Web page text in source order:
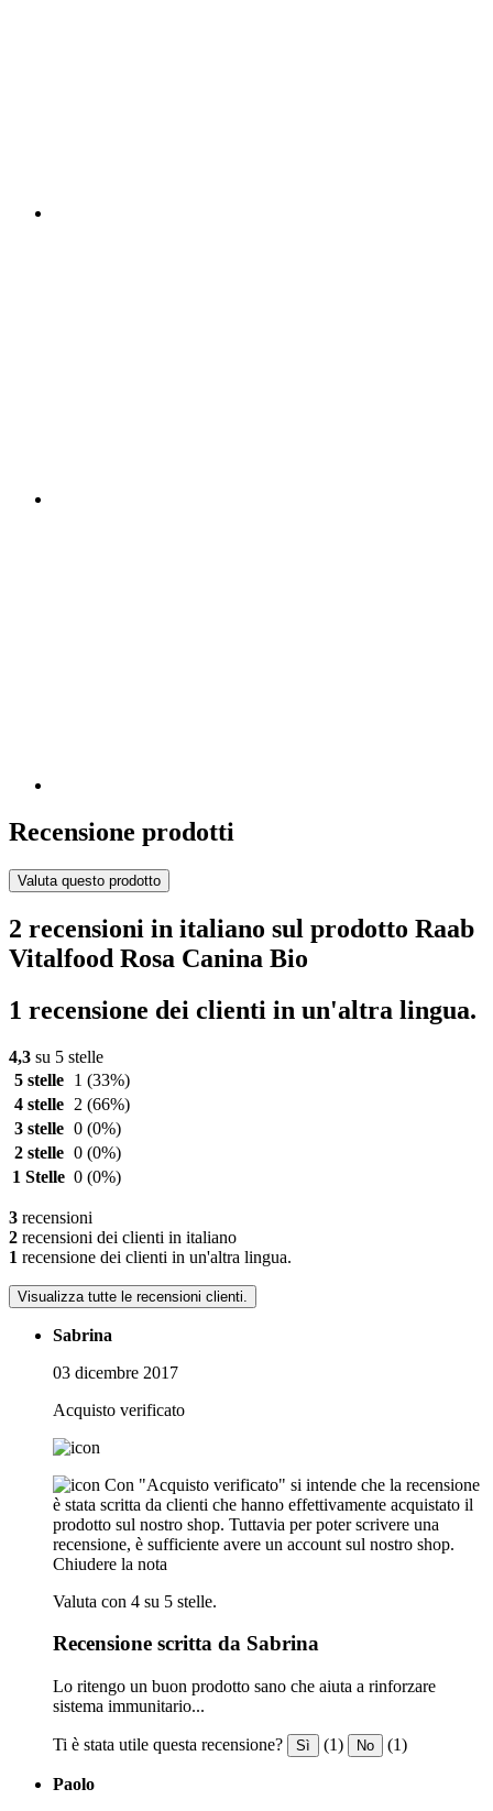
Recensione prodotti
Valuta questo prodotto
2 recensioni in italiano sul prodotto Raab
Vitalfood Rosa Canina Bio
1 recensione dei clienti in un'altra lingua.
4,3 su 5 stelle
5 stelle
1 (33%)
4 stelle
2 (66%)
3 stelle 0 (0%)
2 stelle 0 (0%)
1 Stelle 0 (0%)
3 recensioni
2 recensioni dei clienti in italiano
1 recensione dei clienti in un'altra lingua.
Visualizza tutte le recensioni clienti.
Sabrina
03 dicembre 2017
Acquisto verificato
Con "Acquisto verificato" si intende che la recensione
è stata scritta da clienti che hanno effettivamente acquistato il
prodotto sul nostro shop. Tuttavia per poter scrivere una
recensione, è sufficiente avere un account sul nostro shop.
Chiudere la nota
Valuta con 4 su 5 stelle.
Recensione scritta da Sabrina
Lo ritengo un buon prodotto sano che aiuta a rinforzare
sistema immunitario...
Ti è stata utile questa recensione? Sì (1) No (1)
Paolo